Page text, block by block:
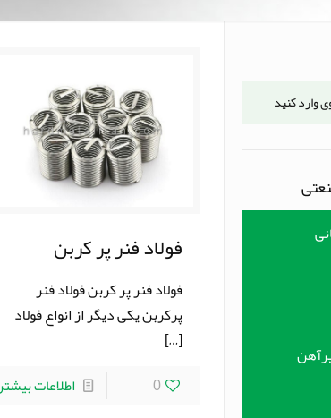
فولاد فنر پر کربن
فولاد فنر پر کربن فولاد فنر
پرکربن یکی دیگر از انواع فولاد
[…]
0
اطلاعات